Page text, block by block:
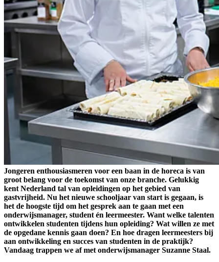
Jongeren enthousiasmeren voor een baan in de horeca is van
groot belang voor de toekomst van onze branche. Gelukkig
kent Nederland tal van opleidingen op het gebied van
gastvrijheid. Nu het nieuwe schooljaar van start is gegaan, is
het de hoogste tijd om het gesprek aan te gaan met een
onderwijsmanager, student én leermeester. Want welke talenten
ontwikkelen studenten tijdens hun opleiding? Wat willen ze met
de opgedane kennis gaan doen? En hoe dragen leermeesters bij
aan ontwikkeling en succes van studenten in de praktijk?
Vandaag trappen we af met onderwijsmanager Suzanne Staal.